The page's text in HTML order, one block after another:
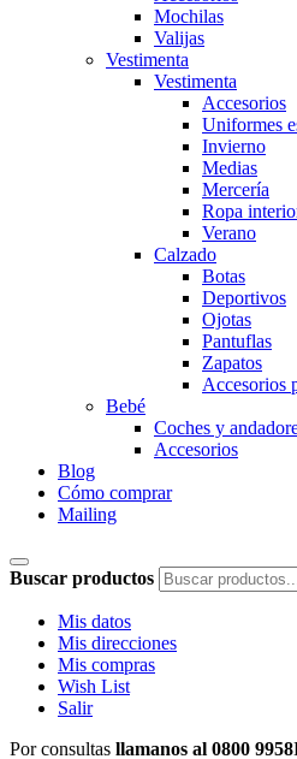
Mochilas
Valijas
Vestimenta
Vestimenta
Accesorios
Uniformes
Invierno
Medias
Mercería
Ropa
Verano
Calzado
Botas
Deportivos
Ojotas
Pantuflas
Zapatos
Accesorios
Bebé
Coches y
Accesorios
Blog
Cómo comprar
Mailing
Buscar productos
Mis datos
Mis direcciones
Mis compras
Wish List
Salir
Por consultas llamanos al 0800 9958